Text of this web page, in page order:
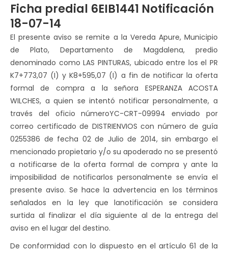
Ficha predial 6EIB1441 Notificación
18-07-14
El presente aviso se remite a la Vereda Apure, Municipio
de Plato, Departamento de Magdalena, predio
denominado comoLAS PINTURAS, ubicado entre los el PR
K7+773,07 (I) y K8+595,07 (I) a fin de notificar la oferta
formal de compra a la señora ESPERANZA ACOSTA
WILCHES, a quien se intentó notificar personalmente, a
través del oficio númeroYC-CRT-09994
enviado por
correo certificado de DISTRIENVIOS con número de guía
0255386 de fecha 02 de Julio de 2014, sin embargo el
mencionado propietario y/o su apoderado no se presentó
a notificarse de la oferta formal de compra y ante la
imposibilidad de notificarlos personalmente se envía el
presente aviso. Se hace la advertencia en los términos
señalados en la ley que lanotificación se considera
surtida al finalizar el día siguiente al de la entrega del
aviso en el lugar del destino.
De conformidad con lo dispuesto en el artículo 61 de la